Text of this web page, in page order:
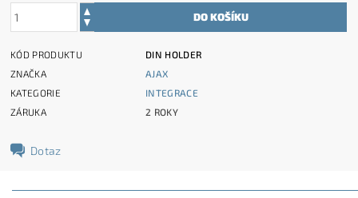
KÓD PRODUKTU
DIN HOLDER
ZNAČKA
AJAX
KATEGORIE
INTEGRACE
ZÁRUKA
2 ROKY
Dotaz